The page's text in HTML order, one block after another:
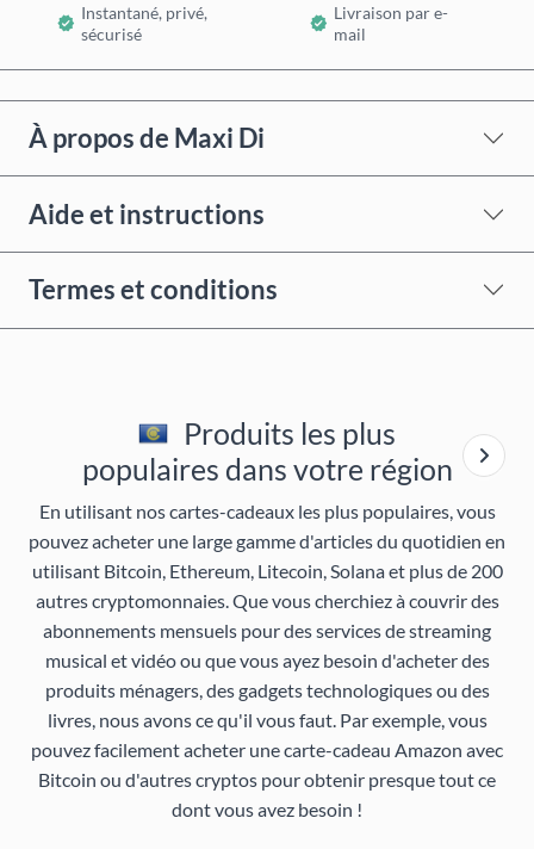
Instantané, privé,
sécurisé
Livraison par e-
mail
À propos de Maxi Di
Aide et instructions
Termes et conditions
Produits les plus
populaires dans votre région
En utilisant nos cartes-cadeaux les plus populaires, vous
pouvez acheter une large gamme d'articles du quotidien en
utilisant Bitcoin, Ethereum, Litecoin, Solana et plus de 200
autres cryptomonnaies. Que vous cherchiez à couvrir des
abonnements mensuels pour des services de streaming
musical et vidéo ou que vous ayez besoin d'acheter des
produits ménagers, des gadgets technologiques ou des
livres, nous avons ce qu'il vous faut. Par exemple, vous
pouvez facilement acheter une carte-cadeau Amazon avec
Bitcoin ou d'autres cryptos pour obtenir presque tout ce
dont vous avez besoin !